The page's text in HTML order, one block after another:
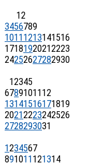
12
3456789
1011 1213141516
17181920212223
24252627282930
12345
67891011 12
13141516171819
20212223242526
2728293031
1234567
891011 121314